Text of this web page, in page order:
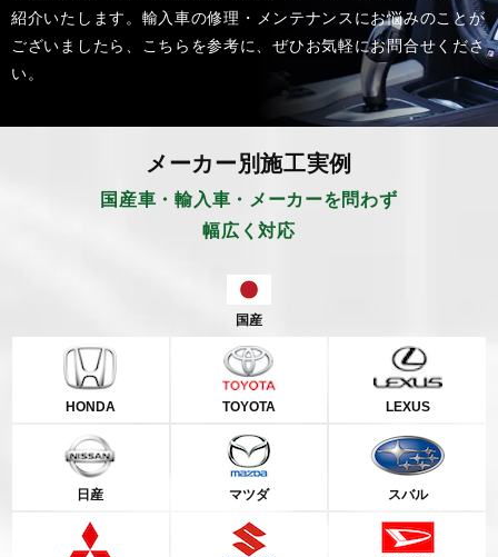
紹介いたします。 輸入車の修理・メンテナンスにお悩みのことが
ございましたら、こちらを参考に、ぜひお気軽にお問合せくださ
い。
メーカー別施工実例
国産車・輸入車・メーカーを問わず
幅広く対応
国産
HONDA TOYOTA LEXUS
日産 マツダ スバル